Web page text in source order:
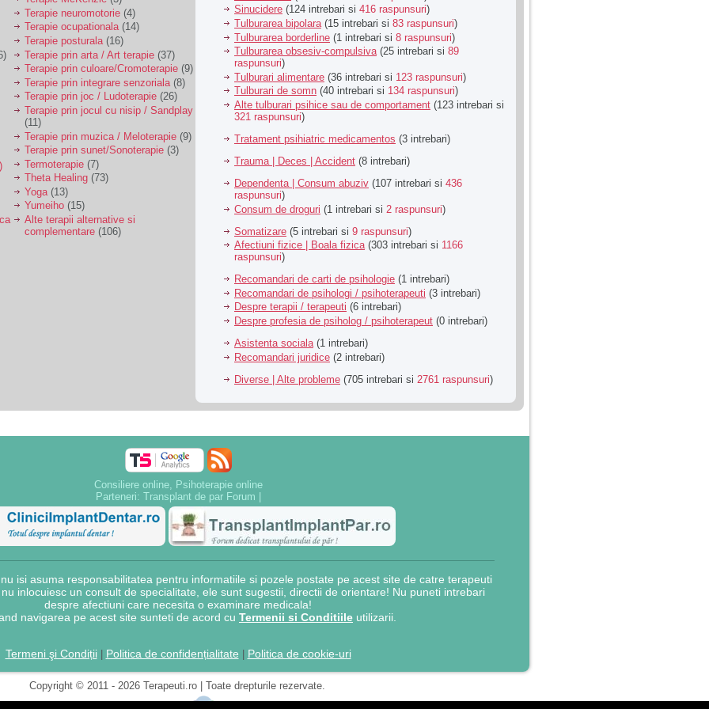
Terapie neuromotorie (4)
Terapie ocupationala(14)
Terapie posturala (16)
Terapie prin arta / Art terapie (37)
Terapie prin culoare/Cromoterapie (9)
Terapie prin integrare senzoriala (8)
Terapie prin joc / Ludoterapie (26)
Terapie prin jocul cu nisip / Sandplay
(11)
Terapie prin muzica / Meloterapie (9)
Terapie prin sunet/Sonoterapie (3)
Termoterapie (7)
Theta Healing (73)
Yoga (13)
Yumeiho (15)
Alte terapii alternative si
complementare (106)
Sinucidere (124 intrebari si 416 raspunsuri)
Tulburarea bipolara(15 intrebari si 83 raspunsuri)
Tulburarea borderline (1 intrebari si 8 raspunsuri)
Tulburarea obsesiv-compulsiva(25 intrebari si 89
raspunsuri)
Tulburari alimentare (36 intrebari si 123 raspunsuri)
Tulburari de somn (40 intrebari si 134 raspunsuri)
Alte tulburari psihice sau de comportament (123 intrebari si
321 raspunsuri)
Tratament psihiatric medicamentos (3 intrebari)
Trauma | Deces | Accident (8 intrebari)
Dependenta | Consum abuziv (107 intrebari si 436
raspunsuri)
Consum de droguri (1 intrebari si 2 raspunsuri)
Somatizare (5 intrebari si 9 raspunsuri)
Afectiuni fizice | Boala fizica(303 intrebari si 1166
raspunsuri)
Recomandari de carti de psihologie (1 intrebari)
Recomandari de psihologi / psihoterapeuti (3 intrebari)
Despre terapii / terapeuti (6 intrebari)
Despre profesia de psiholog / psihoterapeut (0 intrebari)
Asistenta sociala (1 intrebari)
Recomandari juridice (2 intrebari)
Diverse | Alte probleme (705 intrebari si 2761 raspunsuri)
Consiliere online, Psihoterapie online
Parteneri: Transplant de par Forum
isi asuma responsabilitatea pentru informatiile si pozele postate pe acest site de catre terapeuti
inlocuiesc un consult de specialitate, ele sunt sugestii, directii de orientare! Nu puneti intrebari
despre afectiuni care necesita o examinare medicala!
navigarea pe acest site sunteti de acord cu Termenii si Conditiile utilizarii.
Termeni şi Condiții| Politica de confidențialitate Politica de cookie-uri
Copyright © 2011 - 2026 Terapeuti.ro | Toate drepturile rezervate.